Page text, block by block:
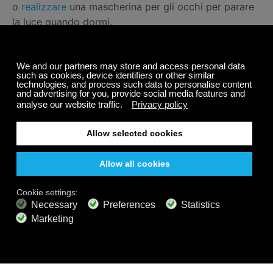
o realizzare una mascherina per gli occhi per parare
la luce quando dormi.
estivo impedisce di dormire bene la notte.
Fatti una doccia fredda prima di andare a dormire
per abbassare la temperatura del corpo
Avvolgi del ghiaccio in un asciugamano e
applicalo sul collo per qualche momento prima di
andare a dormire
o prendi in considerazione l’idea di dormire senza
vestiti